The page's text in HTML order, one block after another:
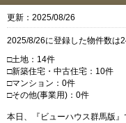
更新：2025/08/26
2025/8/26に登録した物件数は
□土地：14件
□新築住宅・中古住宅：10件
□マンション：0件
□その他(事業用)：0件
本日、『ビューハウス群馬版』